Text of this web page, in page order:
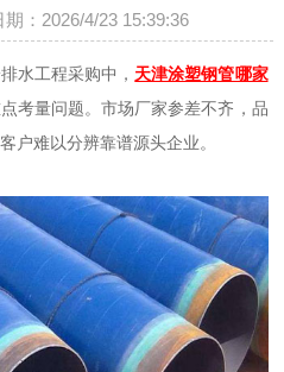
：2026/4/23 15:39:36
水工程采购中， 天津涂塑钢管哪家
考量问题。市场厂家参差不齐，品
户难以分辨靠谱源头企业。